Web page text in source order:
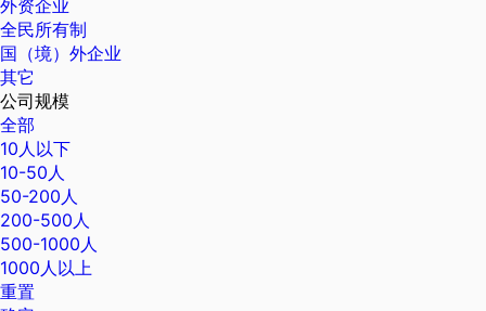
外资企业
全民所有制
国（境）外企业
其它
公司规模
全部
10人以下
10-50人
50-200人
200-500人
500-1000人
1000人以上
重置